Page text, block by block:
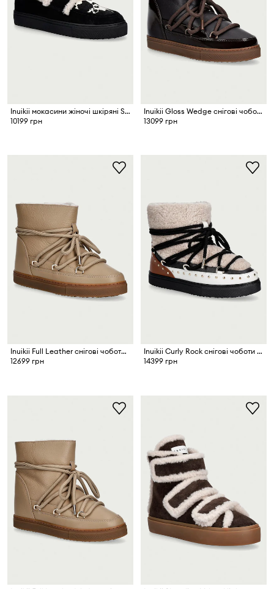
Inuikii мокасини жіночі шкіряні Shearling Print
10199 грн
Inuikii Gloss Wedge снігові чоботи жіночі шкіряні
13099 грн
Inuikii Full Leather снігові чоботи жіночі шкіряні
12699 грн
Inuikii Curly Rock снігові чоботи жіночі шкіряні
14399 грн